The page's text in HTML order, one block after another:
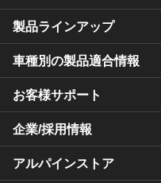
製品ラインアップ
車種別の製品適合情報
お客様サポート
企業/採用情報
アルパインストア